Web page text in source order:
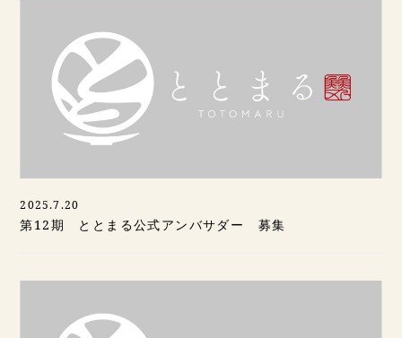
2025.7.20
第12期 ととまる公式アンバサダー 募集